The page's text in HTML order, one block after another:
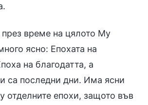
време на цялото Му
ясно: Епохата на
на благодатта, а
са последни дни. Има ясни
отделните епохи, защото във